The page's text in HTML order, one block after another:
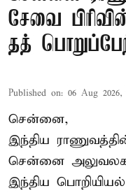
சேவை
தத்
Published on: 06 Aug 2026,
சென்னை,
இந்திய
சென்னை
இந்திய